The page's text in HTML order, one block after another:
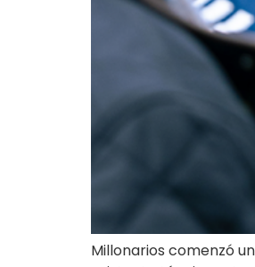
Millonarios comenzó